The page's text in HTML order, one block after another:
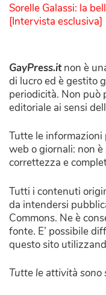
Sorelle Galassi: la
[Intervista esclusiva]
GayPress.itnon è
di lucro ed è gestito
periodicità. Non può
editoriale ai sensi
Tutte le
web o giornali: non
correttezza e
Tutti i contenuti
da intendersi
Commons. Ne è
fonte. E’ possibile
questo sito
Tutte le attività sono